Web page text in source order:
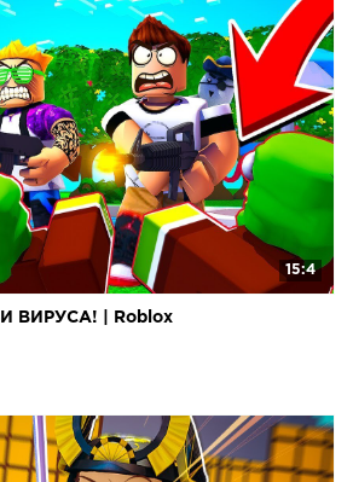
15:4
ВИРУСА! | Roblox